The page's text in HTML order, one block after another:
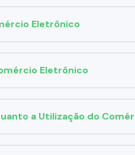
Eletrônico
Eletrônico
a Utilização do